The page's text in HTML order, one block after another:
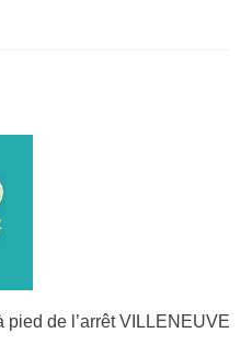
pied de l’arrêt VILLENEUVE